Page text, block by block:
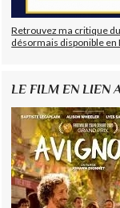
Retrouvez ma critique
désormais disponible en
LE FILM EN LIEN